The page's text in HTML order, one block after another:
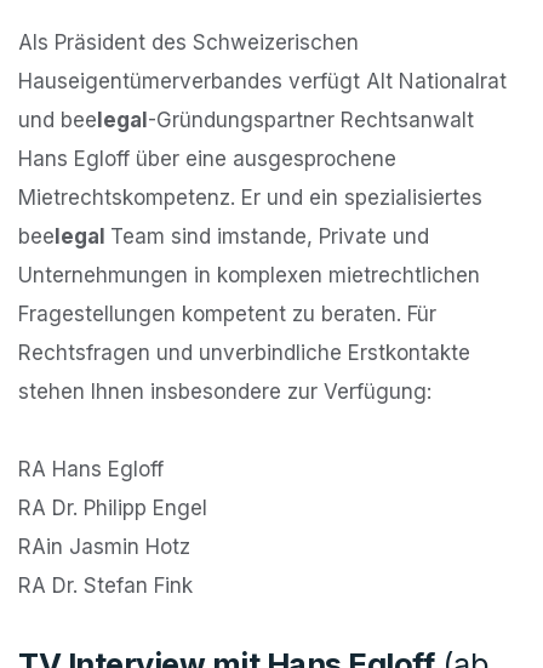
Als Präsident des Schweizerischen
Hauseigentümerverbandes verfügt Alt Nationalrat
und bee legal -Gründungspartner Rechtsanwalt
Hans Egloff über eine ausgesprochene
Mietrechtskompetenz. Er und ein spezialisiertes
bee legal Team sind imstande, Private und
Unternehmungen in komplexen mietrechtlichen
Fragestellungen kompetent zu beraten. Für
Rechtsfragen und unverbindliche Erstkontakte
stehen Ihnen insbesondere zur Verfügung:
RA Hans Egloff
RA Dr. Philipp Engel
RAin Jasmin Hotz
RA Dr. Stefan Fink